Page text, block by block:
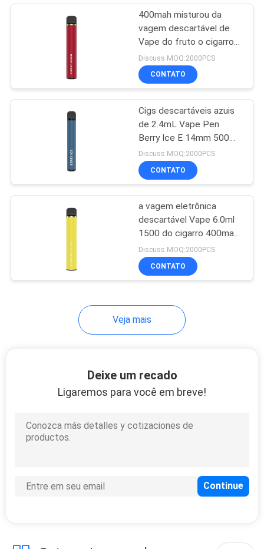
Cigarro Flavored de
E
Jogos do acionador
de partida do
sistema da vagem
Difusor Vape de
Cigarette
400mah misturou da
vagem descartável de
Vape do fruto o cigarro
eletrônico 6.0ml
Discuss MOQ:2000PCS
CONTATO
Cigs descartáveis azuis
de 2.4mL Vape Pen
Berry Ice E 14mm 500
sopros
Discuss MOQ:2000PCS
CONTATO
a vagem eletrônica
descartável Vape 6.0ml
1500 do cigarro 400mah
sopra
Discuss MOQ:2000PCS
CONTATO
Veja mais
Deixe um recado
Ligaremos para você em breve!